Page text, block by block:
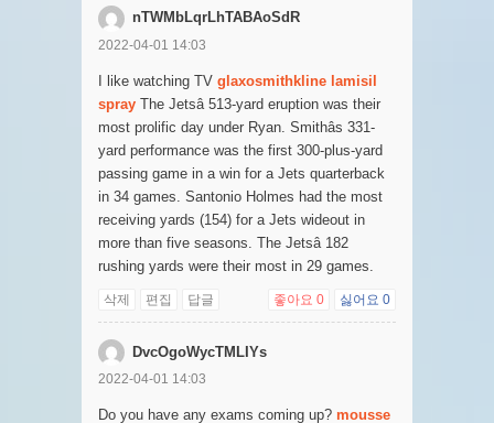
nTWMbLqrLhTABAoSdR
2022-04-01 14:03
I like watching TV glaxosmithkline lamisil
spray The Jetsâ 513-yard eruption was their
most prolific day under Ryan. Smithâs 331-
yard performance was the first 300-plus-yard
passing game in a win for a Jets quarterback
in 34 games. Santonio Holmes had the most
receiving yards (154) for a Jets wideout in
more than five seasons. The Jetsâ 182
rushing yards were their most in 29 games.
삭제 편집 답글 좋아요 0 싫어요 0
DvcOgoWycTMLIYs
2022-04-01 14:03
Do you have any exams coming up? mousse